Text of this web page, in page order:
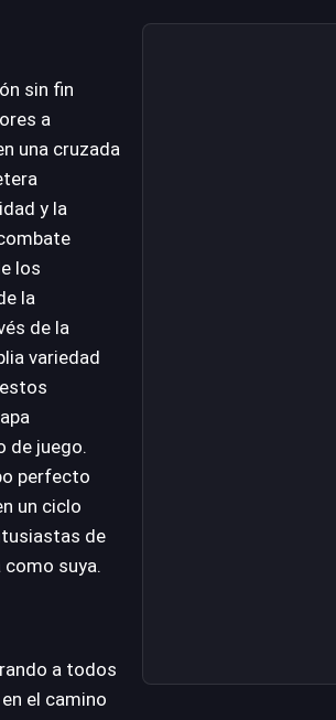
sin fin
a
una cruzada
y la
los
la
de la
variedad
de juego.
perfecto
un ciclo
de
suya.
a todos
el camino